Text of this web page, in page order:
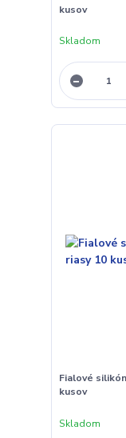
kusov
Skladom
Fialové
kusov
Skladom